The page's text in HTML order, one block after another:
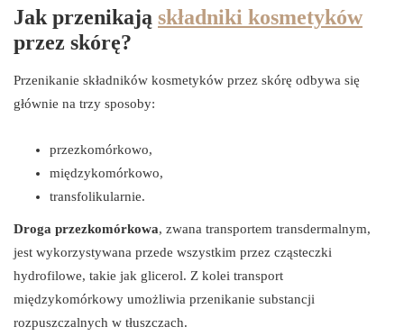
Jak przenikają składniki kosmetyków
przez skórę?
Przenikanie składników kosmetyków przez skórę odbywa się
głównie na trzy sposoby:
przezkomórkowo,
międzykomórkowo,
transfolikularnie.
Droga przezkomórkowa, zwana transportem transdermalnym,
jest wykorzystywana przede wszystkim przez cząsteczki
hydrofilowe, takie jak glicerol. Z kolei transport
międzykomórkowy umożliwia przenikanie substancji
rozpuszczalnych w tłuszczach.